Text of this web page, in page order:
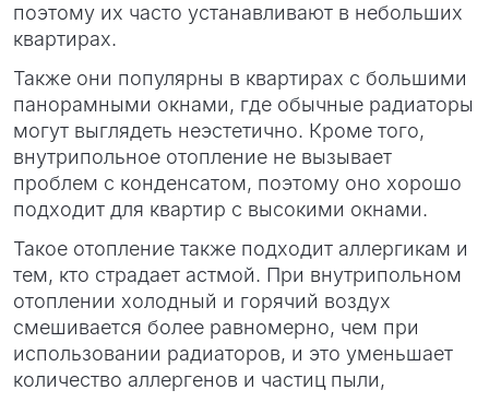
поэтому их часто устанавливают в небольших
квартирах.
Также они популярны в квартирах с большими
панорамными окнами, где обычные радиаторы
могут выглядеть неэстетично. Кроме того,
внутрипольное отопление не вызывает
проблем с конденсатом, поэтому оно хорошо
подходит для квартир с высокими окнами.
Такое отопление также подходит аллергикам и
тем, кто страдает астмой. При внутрипольном
отоплении холодный и горячий воздух
смешивается более равномерно, чем при
использовании радиаторов, и это уменьшает
количество аллергенов и частиц пыли,